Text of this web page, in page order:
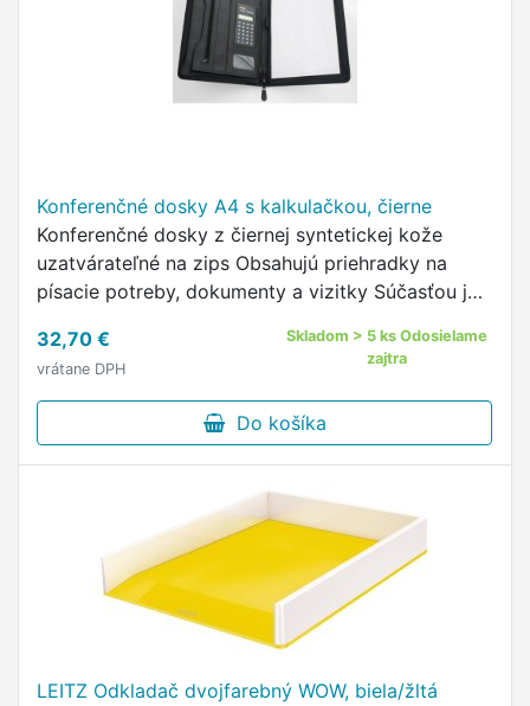
Konferenčné dosky A4 s kalkulačkou, čierne
Konferenčné dosky z čiernej syntetickej kože
uzatvárateľné na zips Obsahujú priehradky na
písacie potreby, dokumenty a vizitky Súčasťou je
32,70 €
vrátane DPH
Skladom > 5 ks Odosielame
zajtra
Do košíka
LEITZ Odkladač dvojfarebný WOW, biela/žltá